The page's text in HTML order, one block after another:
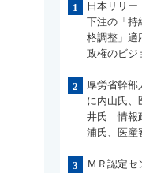
1
日本リリ
下注の「持
格調整」
政権のビジ
2
厚労省幹
に内山氏、
井氏 情報
浦氏、医産
3
ＭＲ認定